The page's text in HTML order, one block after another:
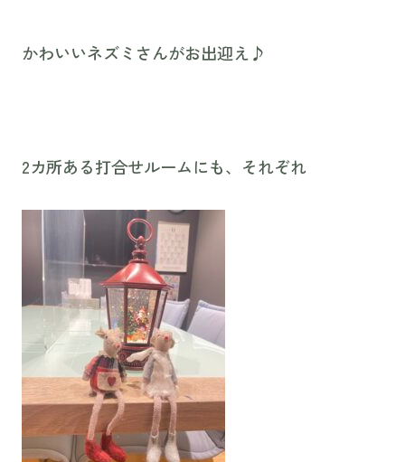
かわいいネズミさんがお出迎え♪
2カ所ある打合せルームにも、それぞれ